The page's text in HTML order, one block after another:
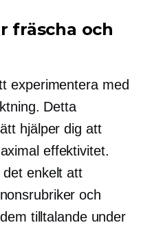
fräscha och
experimentera med
Detta
hjälper dig att
effektivitet.
det enkelt att
och
tilltalande under